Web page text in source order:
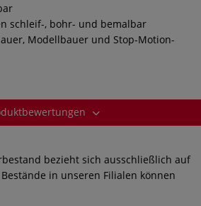
schleif-, bohr- und bemalbar
Modellbauer und Stop-Motion-
bezieht sich ausschließlich auf
in unseren Filialen können